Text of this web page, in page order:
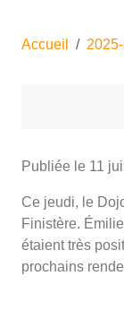
Accueil
Publiée le 11
Ce jeudi, le
Finistère.
étaient très
prochains